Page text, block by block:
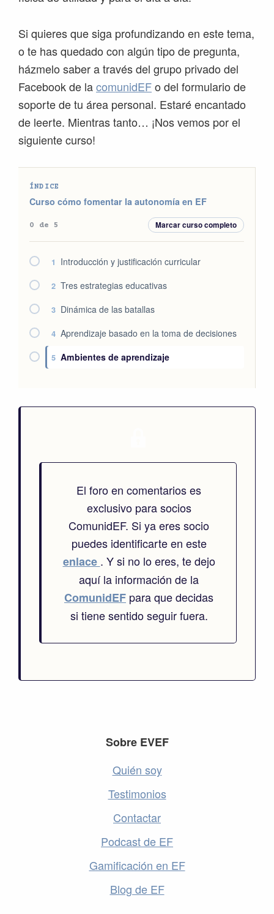
Si quieres que siga profundizando en este tema,
o te has quedado con algún tipo de pregunta,
házmelo saber a través del grupo privado del
Facebook de lacomunidEFo del formulario de
soporte de tu área personal. Estaré encantado
de leerte. Mientras tanto… ¡Nos vemos por el
siguiente curso!
ÍNDICE
Curso cómo fomentar la autonomía en EF
0 de 5 Marcar curso completo
1 Introducción y justificación curricular
2 Tres estrategias educativas
3 Dinámica de las batallas
4 Aprendizaje basado en la toma de decisiones
5 Ambientes de aprendizaje
El foro en comentarios es
exclusivo para socios
ComunidEF. Si ya eres socio
puedes identificarte en este
enlace . Y si no lo eres, te dejo
aquí la información de la
ComunidEF para que decidas
si tiene sentido seguir fuera.
Sobre EVEF
Quién soy
Testimonios
Contactar
Podcast de EF
Gamificación en EF
Blog de EF